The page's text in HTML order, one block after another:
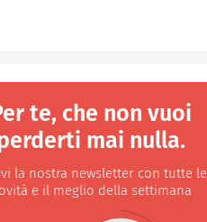
te, che non vuoi
mai nulla.
la nostra newsletter con tutte le
e il meglio della settimana